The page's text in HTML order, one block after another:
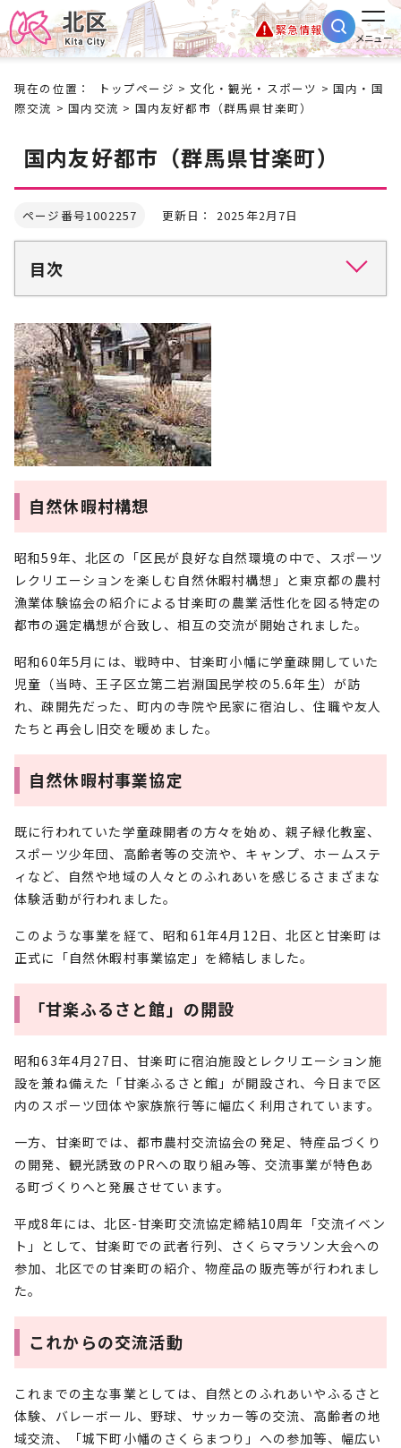
緊急情報
メニュー
現在の位置： トップページ >文化・観光・スポーツ >国内・国
際交流 >国内交流 > 国内友好都市（群馬県甘楽町）
国内友好都市（群馬県甘楽町）
ページ番号1002257 更新日： 2025年2月7日
目次
自然休暇村構想
昭和59年、北区の「区民が良好な自然環境の中で、スポーツ
レクリエーションを楽しむ自然休暇村構想」と東京都の農村
漁業体験協会の紹介による甘楽町の農業活性化を図る特定の
都市の選定構想が合致し、相互の交流が開始されました。
昭和60年5月には、戦時中、甘楽町小幡に学童疎開していた
児童（当時、王子区立第二岩淵国民学校の5.6年生）が訪
れ、疎開先だった、町内の寺院や民家に宿泊し、住職や友人
たちと再会し旧交を暖めました。
自然休暇村事業協定
既に行われていた学童疎開者の方々を始め、親子緑化教室、
スポーツ少年団、高齢者等の交流や、キャンプ、ホームステ
ィなど、自然や地域の人々とのふれあいを感じるさまざまな
体験活動が行われました。
このような事業を経て、昭和61年4月12日、北区と甘楽町は
正式に「自然休暇村事業協定」を締結しました。
「甘楽ふるさと館」の開設
昭和63年4月27日、甘楽町に宿泊施設とレクリエーション施
設を兼ね備えた「甘楽ふるさと館」が開設され、今日まで区
内のスポーツ団体や家族旅行等に幅広く利用されています。
一方、甘楽町では、都市農村交流協会の発足、特産品づくり
の開発、観光誘致のPRへの取り組み等、交流事業が特色あ
る町づくりへと発展させています。
平成8年には、北区-甘楽町交流協定締結10周年「交流イベン
ト」として、甘楽町での武者行列、さくらマラソン大会への
参加、北区での甘楽町の紹介、物産品の販売等が行われまし
た。
これからの交流活動
これまでの主な事業としては、自然とのふれあいやふるさと
体験、バレーボール、野球、サッカー等の交流、高齢者の地
域交流、「城下町小幡のさくらまつり」への参加等、幅広い